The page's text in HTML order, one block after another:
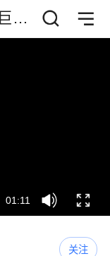
头”
了
01:11
关注